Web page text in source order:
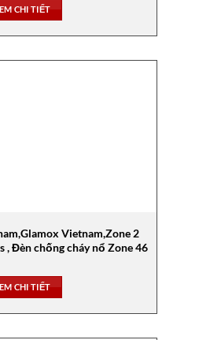
CHI TIẾT
Vietnam,Zone 2
, Đèn chống cháy nổ Zone 46
CHI TIẾT